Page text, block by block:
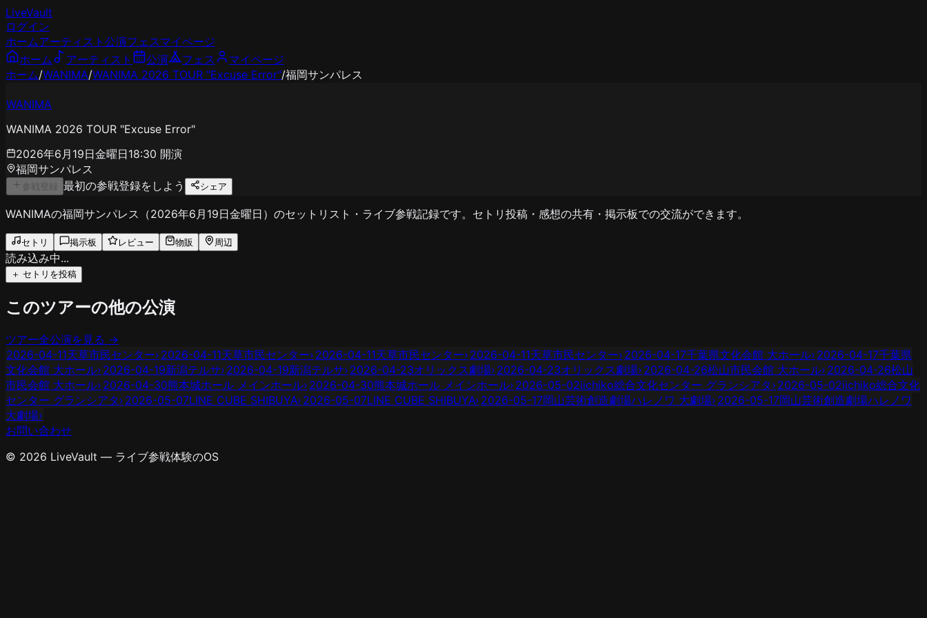
LiveVault
ログイン
ホームアーティスト 公演フェスマイページ
ホーム
アーティスト 公演 フェス
マイページ
ホーム/WANIMA/WANIMA 2026 TOUR "Excuse Error"/福岡サンパレス
WANIMA
WANIMA 2026 TOUR "Excuse Error"
2026年6月19日金曜日18:30 開演
福岡サンパレス
参戦登録 最初の参戦登録をしよう シェア
WANIMAの福岡サンパレス（2026年6月19日金曜日）のセットリスト・ライブ参戦記録です。セトリ投稿・感想の共有・掲示板での交流ができます。
セトリ 掲示板 レビュー 物販 周辺
読み込み中...
＋ セトリを投稿
このツアーの他の公演
ツアー全公演を見る →
2026-04-11天草市民センター› 2026-04-11天草市民センター› 2026-04-11天草市民センター› 2026-04-11天草市民センター› 2026-04-17千葉県文化会館 大ホール› 2026-04-17千葉県
文化会館 大ホール› 2026-04-19新潟テルサ› 2026-04-19新潟テルサ› 2026-04-23オリックス劇場› 2026-04-23オリックス劇場› 2026-04-26松山市民会館 大ホール› 2026-04-26松山
市民会館 大ホール› 2026-04-30熊本城ホール メインホール› 2026-04-30熊本城ホール メインホール› 2026-05-02iichiko総合文化センター グランシアタ› 2026-05-02iichiko総合文化
センター グランシアタ› 2026-05-07LINE CUBE SHIBUYA› 2026-05-07LINE CUBE SHIBUYA› 2026-05-17岡山芸術創造劇場ハレノワ 大劇場› 2026-05-17岡山芸術創造劇場ハレノワ
大劇場›
お問い合わせ
© 2026 LiveVault — ライブ参戦体験のOS